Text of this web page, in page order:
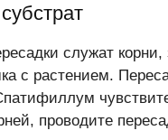
служат
с растением.
проводите